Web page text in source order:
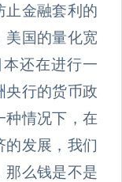
止金融套利的
美国的量化宽
还在进行一
央行的货币政
种情况下，在
的发展，我们
那么钱是不是